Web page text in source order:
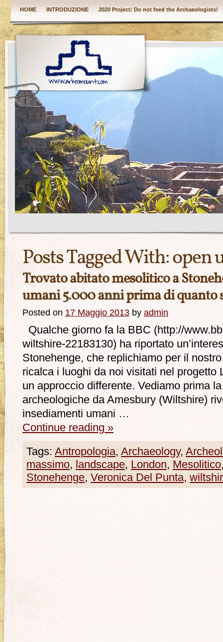
HOME INTRODUZIONE 2020 Project: Do not feed the Archaeologists!
Posts Tagged With:open
Trovato abitato mesolitico a
umani 5.000 anni prima di quanto
Posted on 17 Maggio 2013 by admin
Qualche giorno fa la BBC (http://
wiltshire-22183130) ha riportato
Stonehenge, che replichiamo per il
ricalca i luoghi da noi visitati nel progetto
un approccio differente. Vediamo prima
archeologiche da Amesbury (Wiltshire)
insediamenti umani …
Continue reading »
Tags: Antropologia, Archaeology,
massimo, landscape, London, Mesolitico
Stonehenge, Veronica Del Punta,